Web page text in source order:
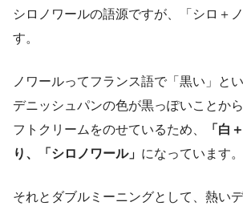
シロノワールの語源ですが、「シロ＋
す。
ノワールってフランス語で「黒い」と
デニッシュパンの色が黒っぽいことか
フトクリームをのせているため、
「白
り、「シロノワール」 になっています。
それとダブルミーニングとして、熱い